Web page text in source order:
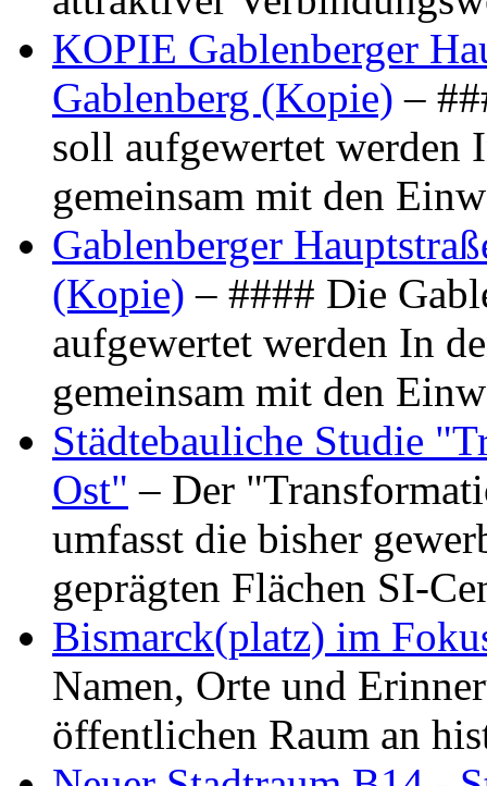
KOPIE Gablenberger
Gablenberg (Kopie) –
soll aufgewertet werden
gemeinsam mit den
Gablenberger
(Kopie) – #### Die
aufgewertet werden In
gemeinsam mit den
Städtebauliche Studie
Ost" – Der
umfasst die bisher
geprägten Flächen SI-
Bismarck(platz) im
Namen, Orte und
öffentlichen Raum an